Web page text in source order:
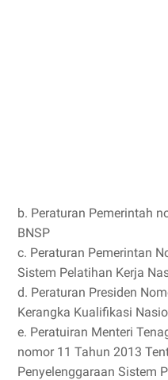
b. Peraturan Pemerintah
BNSP
c. Peraturan Pemerintan
Sistem Pelatihan Kerja
d. Peraturan Presiden
Kerangka Kualifikasi
e. Peratuiran Menteri
nomor 11 Tahun 2013
Penyelenggaraan Sistem